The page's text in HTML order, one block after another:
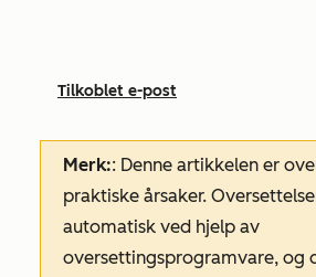
Tilkoblet e-post
Merk:: Denne artikkelen er
praktiske årsaker.
automatisk ved hjelp av
oversettingsprogramvare, og